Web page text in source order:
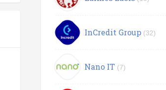
InCredit Group (32)
Nano IT (7)